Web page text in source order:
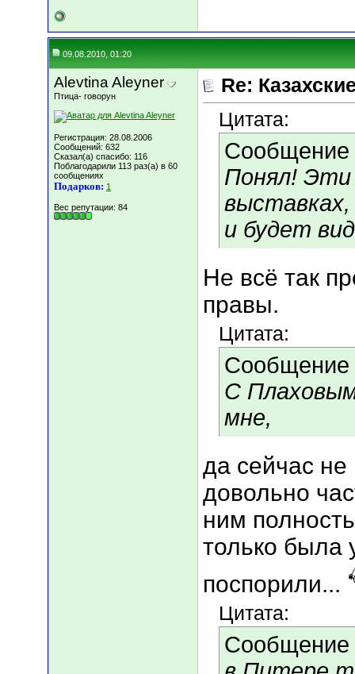
09.08.2010, 01:20
Alevtina Aleyner
Птица- говорун
Регистрация: 28.08.2006
Сообщений: 632
Сказал(а) спасибо: 116
Поблагодарили 113 раз(а) в 60
сообщениях
Подарков: 1
Вес репутации: 84
Re:
Цитата:
Сообщение
Понял! Эти
выставках,
и будет
Не всё так
правы.
Цитата:
Сообщение
С
мне,
да сейчас
довольно
ним
только была
поспорили...
Цитата:
Сообщение